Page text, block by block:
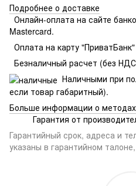
Подробнее о доставке
Онлайн-оплата на сайте
Mastercard.
Оплата на карту
Безналичный расчет (без
Наличными при
если товар габаритный).
Больше информации о
Гарантия от
Гарантийный срок, адреса и
указаны в гарантийном